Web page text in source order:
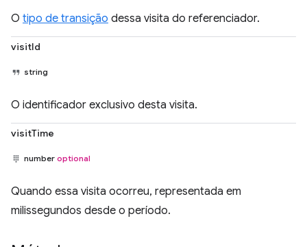
O tipo de transição dessa visita do referenciador.
visitId
string
O identificador exclusivo desta visita.
visitTime
number optional
Quando essa visita ocorreu, representada em
milissegundos desde o período.